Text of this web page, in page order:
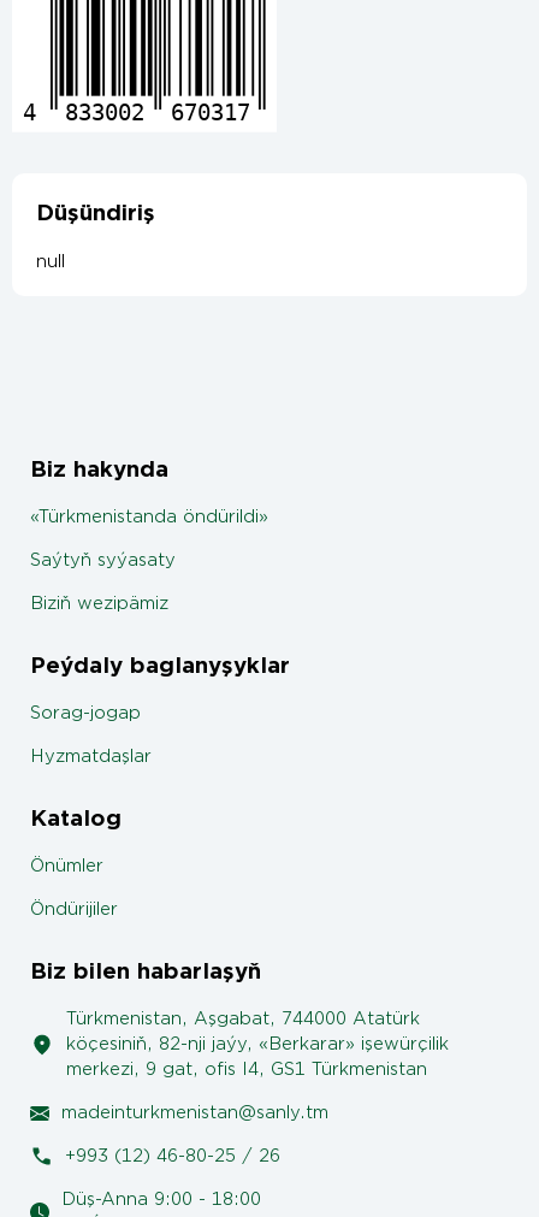
4 833002 670317
Düşündiriş
null
Biz hakynda
«Türkmenistanda öndürildi»
Saýtyň syýasaty
Biziň wezipämiz
Peýdaly baglanyşyklar
Sorag-jogap
Hyzmatdaşlar
Katalog
Önümler
Öndürijiler
Biz bilen habarlaşyň
Türkmenistan, Aşgabat, 744000 Atatürk
köçesiniň, 82-nji jaýy, «Berkarar» işewürçilik
merkezi, 9 gat, ofis I4, GS1 Türkmenistan
madeinturkmenistan@sanly.tm
+993 (12) 46-80-25 / 26
Düş-Anna 9:00 - 18:00